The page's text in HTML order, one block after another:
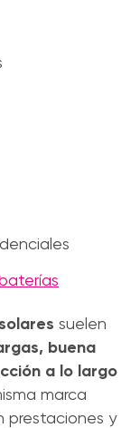
suelen
buena
a lo largo
marca
prestaciones y